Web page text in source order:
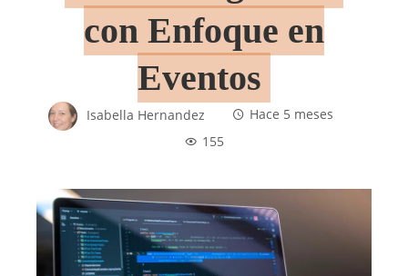
con Enfoque en
Eventos
Isabella Hernandez
Hace 5 meses
155